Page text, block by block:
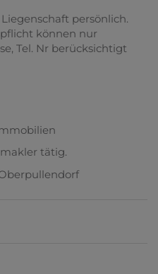
persönlich.
können nur
Tel. Nr berücksichtigt
tätig.